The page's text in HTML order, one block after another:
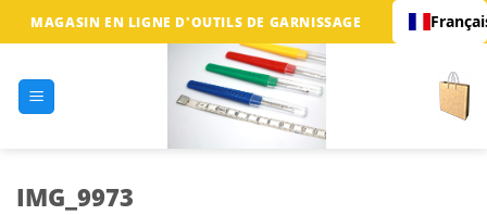
Passer
au
MAGASIN EN LIGNE D'OUTILS DE GARNISSAGE
IMG_9973